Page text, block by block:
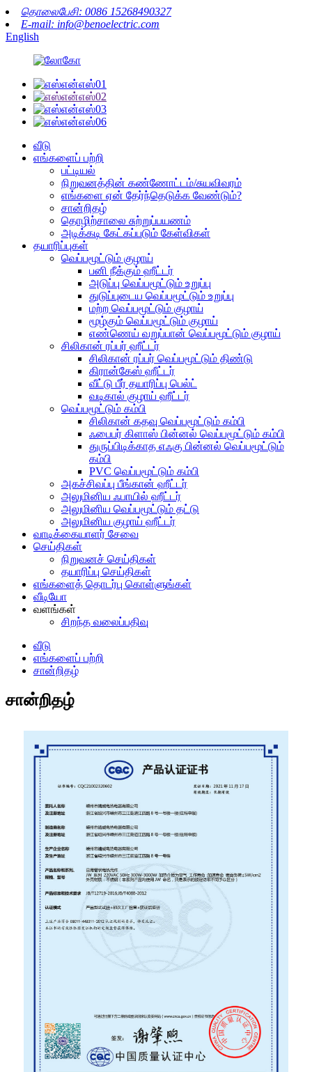
தொலைபேசி: 0086 15268490327
E-mail: info@benoelectric.com
English
வீடு
எங்களைப் பற்றி
பட்டியல்
நிறுவனத்தின் கண்ணோட்டம்/சுயவிவரம்
எங்களை ஏன் தேர்ந்தெடுக்க வேண்டும்?
சான்றிதழ்
தொழிற்சாலை சுற்றுப்பயணம்
அடிக்கடி கேட்கப்படும் கேள்விகள்
தயாரிப்புகள்
வெப்பமூட்டும் குழாய்
பனி நீக்கும் ஹீட்டர்
அடுப்பு வெப்பமூட்டும் உறுப்பு
துடுப்புடைய வெப்பமூட்டும் உறுப்பு
மற்ற வெப்பமூட்டும் குழாய்
மூழ்கும் வெப்பமூட்டும் குழாய்
எண்ணெய் வறுப்பான் வெப்பமூட்டும் குழாய்
சிலிகான் ரப்பர் ஹீட்டர்
சிலிகான் ரப்பர் வெப்பமூட்டும் திண்டு
கிரான்கேஸ் ஹீட்டர்
வீட்டு பீர் தயாரிப்பு பெல்ட்
வடிகால் குழாய் ஹீட்டர்
வெப்பமூட்டும் கம்பி
சிலிகான் கதவு வெப்பமூட்டும் கம்பி
ஃபைபர் கிளாஸ் பின்னல் வெப்பமூட்டும் கம்பி
துருப்பிடிக்காத எஃகு பின்னல் வெப்பமூட்டும்
கம்பி
PVC வெப்பமூட்டும் கம்பி
அகச்சிவப்பு பீங்கான் ஹீட்டர்
அலுமினிய ஃபாயில் ஹீட்டர்
அலுமினிய வெப்பமூட்டும் தட்டு
அலுமினிய குழாய் ஹீட்டர்
வாடிக்கையாளர் சேவை
செய்திகள்
நிறுவனச் செய்திகள்
தயாரிப்பு செய்திகள்
எங்களைத் தொடர்பு கொள்ளுங்கள்
வீடியோ
வளங்கள்
சிறந்த வலைப்பதிவு
வீடு
எங்களைப் பற்றி
சான்றிதழ்
சான்றிதழ்